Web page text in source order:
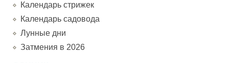
Календарь стрижек
Календарь садовода
Лунные дни
Затмения в 2026